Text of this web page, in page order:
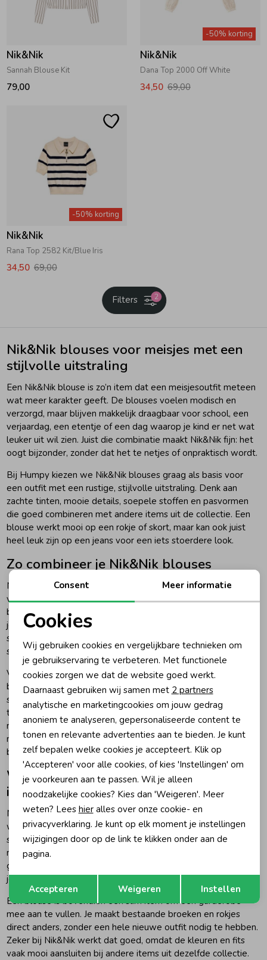
Zwemkleding
Jassen
Overhemden
Colberts & Gilets
Rompers
Zomeraccessoires
Kledingaccessoires
Beenmode
Zwemkleding
Jassen
Overhemden
Rokken & Skorts
Jumpsuits
Leggings
Boxpakjes
Rompers
Ondergoed
Regenkleding &-laarzen
Zomeraccessoires
Kledingaccessoires
Winteraccessoires
Cadeaubonnen
Haaraccessoires
Babyaccessoires
Verzorgingsproducten
Winteraccessoires
Winterjassen
Zomerjassen
Zwemvesten & Zwembandjes
Winterjassen
Zomerjassen
Nik&Nik
Sannah Blouse Kit
79,00
-50% korting
Nik&Nik
Dana Top 2000 Off White
34,50 69,00
-50% korting
Nik&Nik
Rana Top 2582 Kit/Blue Iris
34,50 69,00
2
Filters
Nik&Nik blouses voor meisjes met een
stijlvolle uitstraling
Een Nik&Nik blouse is zo’n item dat een meisjesoutfit meteen
wat meer karakter geeft. De blouses voelen modisch en
verzorgd, maar blijven makkelijk draagbaar voor school, een
verjaardag, een etentje of een dag waarop je kind er net wat
leuker uit wil zien. Juist die combinatie maakt Nik&Nik fijn: het
oogt bijzonder, zonder dat het te netjes of onpraktisch wordt.
Bij Humpy kiezen we Nik&Nik blouses graag als basis voor
een outfit met een rustige, stijlvolle uitstraling. Denk aan
zachte tinten, mooie details, soepele stoffen en pasvormen
die goed combineren met andere items uit de collectie. Een
blouse werkt mooi op een rokje of skort, maar kan ook juist
heel leuk zijn op een jeans voor een iets stoerdere look.
Zo combineer je Nik&Nik blouses
Nik&Nik blouses komen het best tot hun recht als je de rest
van de outfit rustig opbouwt. Combineer een blouse met een
bijpassende rok voor een complete set, of draag haar op een
jeans als je de look wat minder gekleed wilt maken. Met een
sweater of vestje erover kun je de blouse ook later in het
seizoen nog goed doordragen.
Voor meisjes die houden van een zachte, modische stijl zijn
blouses ideaal. Ze geven meer uitstraling dan een basic T-
shirt, maar zitten vaak nog steeds fijn genoeg om de hele dag
te dragen. Ons advies: kijk niet alleen naar de kleur, maar ook
naar hoe je de blouse wilt combineren. Een lichte blouse is
mooi met denim, terwijl warmere tinten juist goed passen bij
bruin, beige, navy of zachte pastels.
Waarom Nik&Nik blouses goed werken
in de kledingkast
Nik&Nik heeft een eigen stijl die goed past bij meisjes die al
wat meer gevoel krijgen voor mode. De blouses zijn niet
standaard, maar ook niet overdreven druk. Daardoor kun je er
makkelijk meerdere kanten mee op: netjes voor een
gelegenheid, speels met een skort of rok, of casual met een
jeans en sneakers.
Een blouse is bovendien een slim item om een garderobe
mee aan te vullen. Je maakt bestaande broeken en rokjes
direct anders, zonder een hele nieuwe outfit nodig te hebben.
Zeker bij Nik&Nik werkt dat goed, omdat de kleuren en fits
vaak mooi aansluiten bij andere items uit dezelfde collectie.
Noodzakelijke cookies
Personalisatie cookies
Analytische cookies
Marketing cookies
Opslaan
Consent Meer informatie
Cookies
Wij gebruiken cookies en vergelijkbare technieken om
je gebruikservaring te verbeteren. Met functionele
cookies zorgen we dat de website goed werkt.
Daarnaast gebruiken wij samen met 2 partners
analytische en marketingcookies om jouw gedrag
anoniem te analyseren, gepersonaliseerde content te
tonen en relevante advertenties aan te bieden. Je kunt
zelf bepalen welke cookies je accepteert. Klik op
'Accepteren' voor alle cookies, of kies 'Instellingen' om
je voorkeuren aan te passen. Wil je alleen
noodzakelijke cookies? Kies dan 'Weigeren'. Meer
weten? Lees hieralles over onze cookie- en
privacyverklaring. Je kunt op elk moment je instellingen
wijzigingen door op de link te klikken onder aan de
pagina.
Accepteren Weigeren Instellen